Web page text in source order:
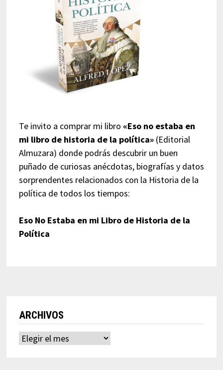
Te invito a comprar mi libro «Eso no estaba en
mi libro de historia de la política»(Editorial
Almuzara) donde podrás descubrir un buen
puñado de curiosas anécdotas, biografías y datos
sorprendentes relacionados con la Historia de la
política de todos los tiempos:
Eso No Estaba en mi Libro de Historia de la
Política
ARCHIVOS
Archivos